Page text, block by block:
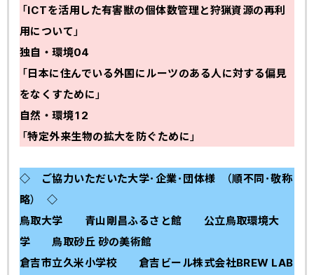
「ICTを活用した有害獣の個体数管理と狩猟資源の再利
用について」
独自・環境04
「日本に住んでいる外国にルーツのある人に対する偏見
をなくすために」
自然・環境12
「特定外来生物の拡大を防ぐために」
◇ ご協力いただいた大学･企業･団体様 （順不同･敬称
略） ◇
鳥取大学 青山剛昌ふるさと館 公立鳥取環境大
学 鳥取砂丘 砂の美術館
倉吉市立久米小学校 倉吉ビール株式会社BREW LAB